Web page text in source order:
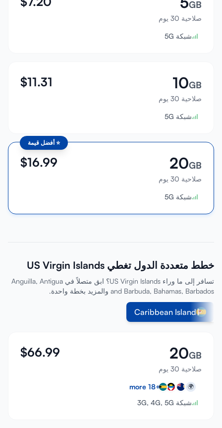
GB
صلاحية 30 يوم
شبكة 5G
10GB
صلاحية 30 يوم
$11.31
شبكة 5G
⭐أفضل قيمة
20GB
صلاحية 30 يوم
$16.99
شبكة 5G
خطط متعددة الدول تغطي US Virgin Islands
تسافر إلى ما وراء US Virgin Islands؟ ابق متصلاً في Anguilla, Antigua
and Barbuda, Bahamas, Barbados والمزيد بخطة واحدة.
Caribbean Island
20GB
صلاحية 30 يوم
$66.99
🌍
+
18
شبكة 3G, 4G, 5G